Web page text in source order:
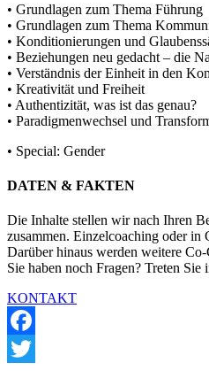
• Grundlagen zum Thema Führung
• Grundlagen zum Thema
• Konditionierungen und
• Beziehungen neu gedacht – die
• Verständnis der Einheit in den
• Kreativität und Freiheit
• Authentizität, was ist das genau?
• Paradigmenwechsel und
• Special: Gender
DATEN & FAKTEN
Die Inhalte stellen wir nach Ihren
zusammen. Einzelcoaching oder in
Darüber hinaus werden weitere
Sie haben noch Fragen? Treten Sie
KONTAKT
Facebook